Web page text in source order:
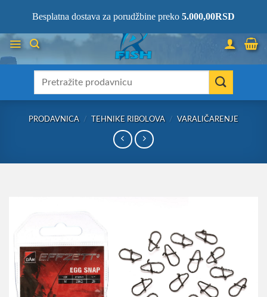
content
MESTU!
PRODAVNICA / TEHNIKE RIBOLOVA / VARALIČARENJE
Besplatna dostava za porudžbine preko 5.000,00RSD